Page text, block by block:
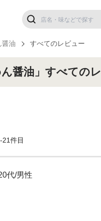
醤油 すべてのレビュー
醤油」すべての
21件目
代/男性